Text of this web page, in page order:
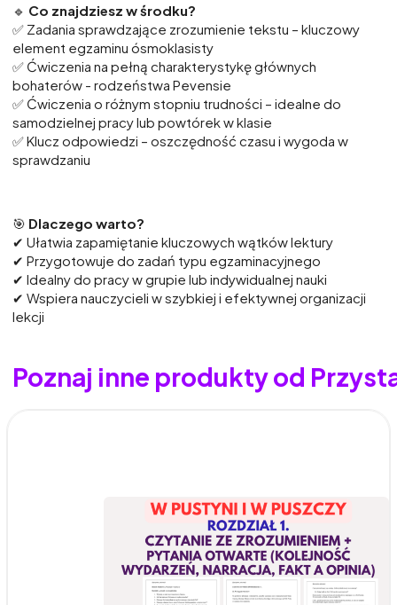
🔹 Co znajdziesz wśrodku?
✅ Zadania sprawdzające zrozumienie tekstu – kluczowy
element egzaminu ósmoklasisty
✅ Ćwiczenia na pełną charakterystykę głównych
bohaterów - rodzeństwa Pevensie
✅ Ćwiczenia o różnym stopniu trudności – idealne do
samodzielnej pracylub powtórekwklasie
✅Klucz odpowiedzi – oszczędność czasu i wygoda w
sprawdzaniu
🎯 Dlaczego warto?
✔ Ułatwia zapamiętanie kluczowych wątkówlektury
✔ Przygotowuje do zadań typu egzaminacyjnego
✔ Idealnydo pracywgrupie lub indywidualnej nauki
✔ Wspiera nauczycieli wszybkiej i efektywnej organizacji
lekcji
Poznaj inne produkty od